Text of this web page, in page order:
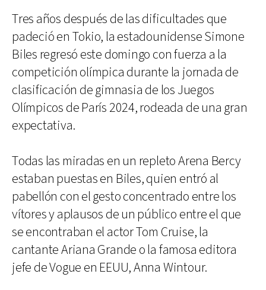
Tres años después de las dificultades que
padeció en Tokio, la estadounidense Simone
Biles regresó este domingo con fuerza a la
competición olímpica durante la jornada de
clasificación de gimnasia de los Juegos
Olímpicos de París 2024, rodeada de una gran
expectativa.
Todas las miradas en un repleto Arena Bercy
estaban puestas en Biles, quien entró al
pabellón con el gesto concentrado entre los
vítores y aplausos de un público entre el que
se encontraban el actor Tom Cruise, la
cantante Ariana Grande o la famosa editora
jefe de Vogue en EEUU, Anna Wintour.